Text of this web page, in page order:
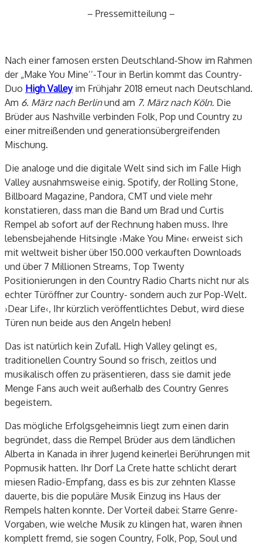
– Pressemitteilung –
Nach einer famosen ersten Deutschland-Show im Rahmen
der „Make You Mine‘‘-Tour in Berlin kommt das Country-
Duo High Valleyim Frühjahr 2018 erneut nach Deutschland.
Am 6. März nach Berlinund am 7. März nach Köln. Die
Brüder aus Nashville verbinden Folk, Pop und Country zu
einer mitreißenden und generationsübergreifenden
Mischung.
Die analoge und die digitale Welt sind sich im Falle High
Valley ausnahmsweise einig. Spotify, der Rolling Stone,
Billboard Magazine, Pandora, CMT und viele mehr
konstatieren, dass man die Band um Brad und Curtis
Rempel ab sofort auf der Rechnung haben muss. Ihre
lebensbejahende Hitsingle ›Make You Mine‹ erweist sich
mit weltweit bisher über 150.000 verkauften Downloads
und über 7 Millionen Streams, Top Twenty
Positionierungen in den Country Radio Charts nicht nur als
echter Türöffner zur Country- sondern auch zur Pop-Welt.
›Dear Life‹, Ihr kürzlich veröffentlichtes Debut, wird diese
Türen nun beide aus den Angeln heben!
Das ist natürlich kein Zufall. High Valley gelingt es,
traditionellen Country Sound so frisch, zeitlos und
musikalisch offen zu präsentieren, dass sie damit jede
Menge Fans auch weit außerhalb des Country Genres
begeistern.
Das mögliche Erfolgsgeheimnis liegt zum einen darin
begründet, dass die Rempel Brüder aus dem ländlichen
Alberta in Kanada in ihrer Jugend keinerlei Berührungen mit
Popmusik hatten. Ihr Dorf La Crete hatte schlicht derart
miesen Radio-Empfang, dass es bis zur zehnten Klasse
dauerte, bis die populäre Musik Einzug ins Haus der
Rempels halten konnte. Der Vorteil dabei: Starre Genre-
Vorgaben, wie welche Musik zu klingen hat, waren ihnen
komplett fremd, sie sogen Country, Folk, Pop, Soul und